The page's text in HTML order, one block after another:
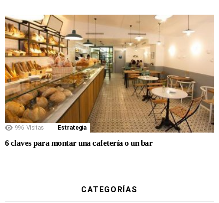
996 Visitas Estrategia
6 claves para montar una cafetería o un bar
CATEGORÍAS